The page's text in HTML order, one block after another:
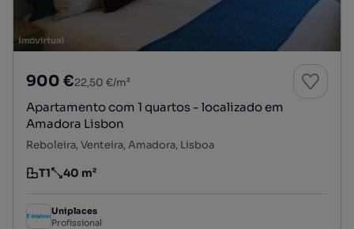
900 €22,50 €/m²
Apartamento com 1 quartos - localizado em
Amadora Lisbon
Reboleira, Venteira, Amadora, Lisboa
Tipologia
T1
Preço por metro quadrado
40 m²
Uniplaces
Profissional